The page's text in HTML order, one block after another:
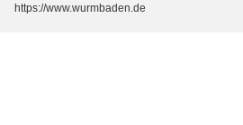
https://www.wurmbaden.de